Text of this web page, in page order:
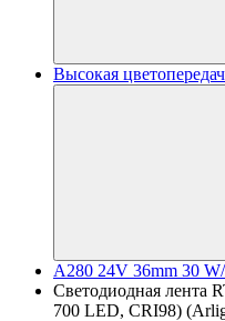
Высокая
A280 24V 36mm 30
Светодиодная лента
700 LED, CRI98)